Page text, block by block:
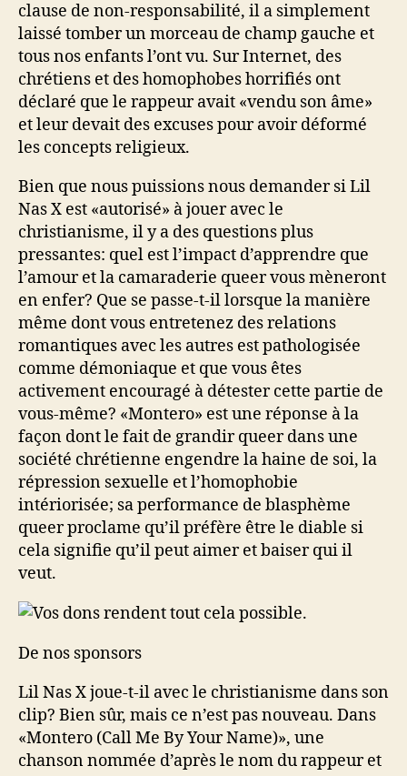
clause de non-responsabilité, il a simplement
laissé tomber un morceau de champ gauche et
tous nos enfants l’ont vu. Sur Internet, des
chrétiens et des homophobes horrifiés ont
déclaré que le rappeur avait «vendu son âme»
et leur devait des excuses pour avoir déformé
les concepts religieux.
Bien que nous puissions nous demander si Lil
Nas X est «autorisé» à jouer avec le
christianisme, il y a des questions plus
pressantes: quel est l’impact d’apprendre que
l’amour et la camaraderie queer vous mèneront
en enfer? Que se passe-t-il lorsque la manière
même dont vous entretenez des relations
romantiques avec les autres est pathologisée
comme démoniaque et que vous êtes
activement encouragé à détester cette partie de
vous-même? «Montero» est une réponse à la
façon dont le fait de grandir queer dans une
société chrétienne engendre la haine de soi, la
répression sexuelle et l’homophobie
intériorisée; sa performance de blasphème
queer proclame qu’il préfère être le diable si
cela signifie qu’il peut aimer et baiser qui il
veut.
De nos sponsors
Lil Nas X joue-t-il avec le christianisme dans son
clip? Bien sûr, mais ce n’est pas nouveau. Dans
«Montero (Call Me By Your Name)», une
chanson nommée d’après le nom du rappeur et